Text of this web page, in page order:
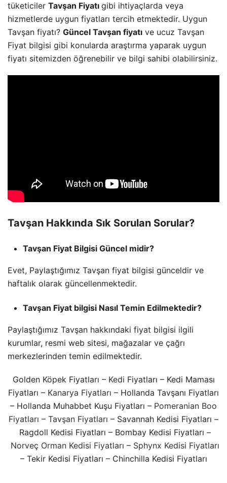
tüketiciler Tavşan Fiyatı gibi ihtiyaçlarda veya
hizmetlerde uygun fiyatları tercih etmektedir. Uygun
Tavşan fiyatı? Güncel Tavşan fiyatı ve ucuz Tavşan
Fiyat bilgisi gibi konularda araştırma yaparak uygun
fiyatı sitemizden öğrenebilir ve bilgi sahibi olabilirsiniz.
Tavşan Hakkında Sık Sorulan Sorular?
Tavşan Fiyat Bilgisi Güncel midir?
Evet, Paylaştığımız Tavşan fiyat bilgisi günceldir ve
haftalık olarak güncellenmektedir.
Tavşan Fiyat bilgisi Nasıl Temin Edilmektedir?
Paylaştığımız Tavşan hakkındaki fiyat bilgisi ilgili
kurumlar, resmi web sitesi, mağazalar ve çağrı
merkezlerinden temin edilmektedir.
Golden Köpek Fiyatları – Kedi Fiyatları – Kedi Maması
Fiyatları – Kanarya Fiyatları – Hollanda Tavşanı Fiyatları
– Hollanda Muhabbet Kuşu Fiyatları – Pomeranian Boo
Fiyatları – Tavşan Fiyatları – Savannah Kedisi Fiyatları –
Ragdoll Kedisi Fiyatları – Bombay Kedisi Fiyatları –
Norveç Orman Kedisi Fiyatları – Sphynx Kedisi Fiyatları
– Tekir Kedisi Fiyatları – Chinchilla Kedisi Fiyatları